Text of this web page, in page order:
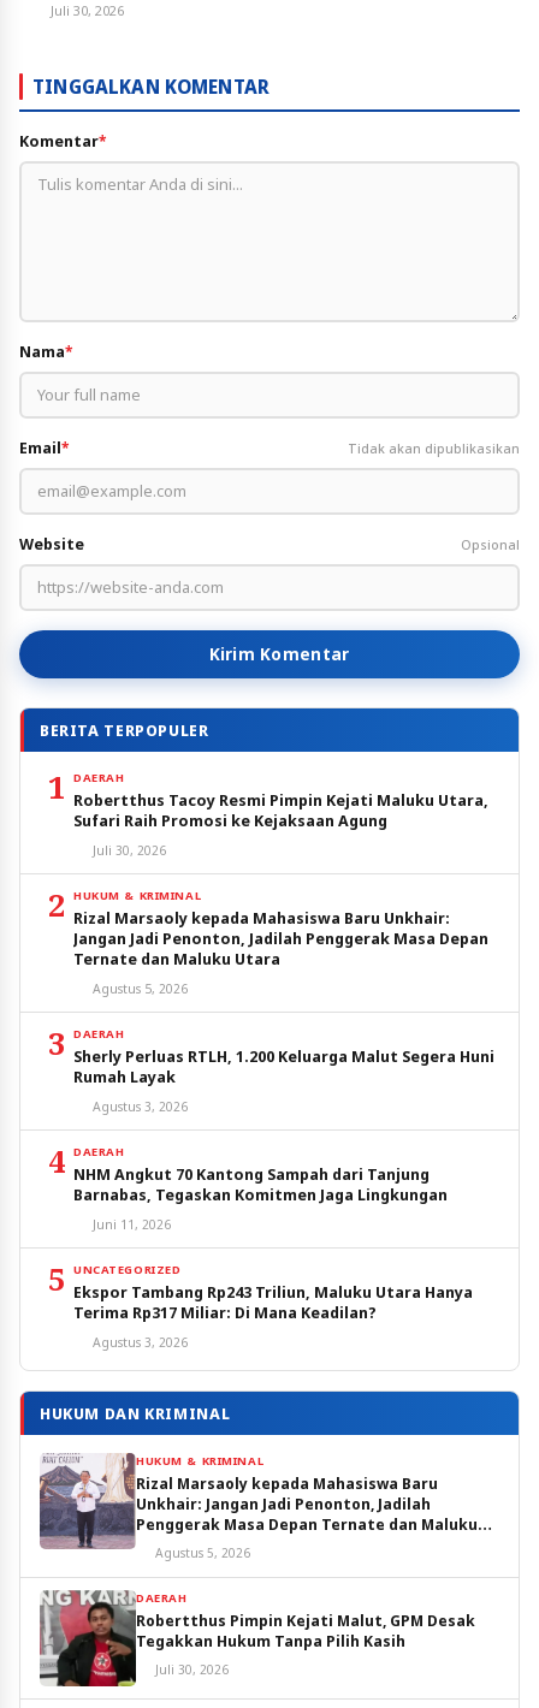
Juli 30, 2026
TINGGALKAN KOMENTAR
Komentar*
Nama*
Email* Tidak akan dipublikasikan
Website Opsional
Kirim Komentar
BERITA TERPOPULER
1 DAERAH
Robertthus Tacoy Resmi Pimpin Kejati Maluku Utara,
Sufari Raih Promosi ke Kejaksaan Agung
Juli 30, 2026
2 HUKUM & KRIMINAL
Rizal Marsaoly kepada Mahasiswa Baru Unkhair:
Jangan Jadi Penonton, Jadilah Penggerak Masa Depan
Ternate dan Maluku Utara
Agustus 5, 2026
3 DAERAH
Sherly Perluas RTLH, 1.200 Keluarga Malut Segera Huni
Rumah Layak
Agustus 3, 2026
4 DAERAH
NHM Angkut 70 Kantong Sampah dari Tanjung
Barnabas, Tegaskan Komitmen Jaga Lingkungan
Juni 11, 2026
5 UNCATEGORIZED
Ekspor Tambang Rp243 Triliun, Maluku Utara Hanya
Terima Rp317 Miliar: Di Mana Keadilan?
Agustus 3, 2026
HUKUM DAN KRIMINAL
HUKUM & KRIMINAL
Rizal Marsaoly kepada Mahasiswa Baru
Unkhair: Jangan Jadi Penonton, Jadilah
Penggerak Masa Depan Ternate dan Maluku
Utara
Agustus 5, 2026
DAERAH
Robertthus Pimpin Kejati Malut, GPM Desak
Tegakkan Hukum Tanpa Pilih Kasih
Juli 30, 2026